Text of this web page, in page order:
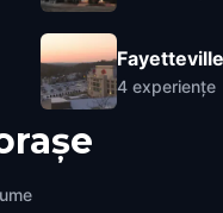
4 experiențe